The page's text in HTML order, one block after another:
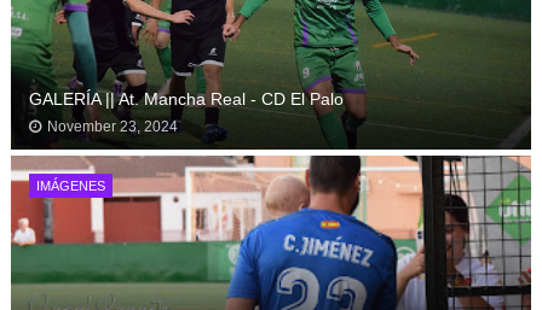
GALERÍA || At. Mancha Real - CD El Palo
November 23, 2024
IMÁGENES